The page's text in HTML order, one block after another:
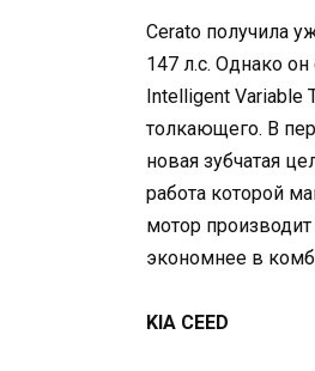
Cerato получила
147 л.с. Однако
Intelligent
толкающего. В
новая зубчатая
работа которой
мотор
экономнее в
KIA CEED